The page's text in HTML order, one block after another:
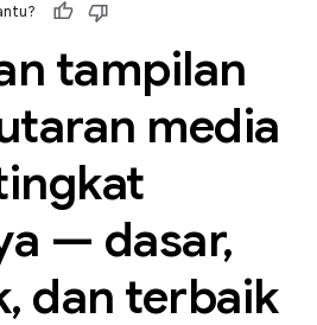
tampilan
media
— dasar,
, dan terbaik